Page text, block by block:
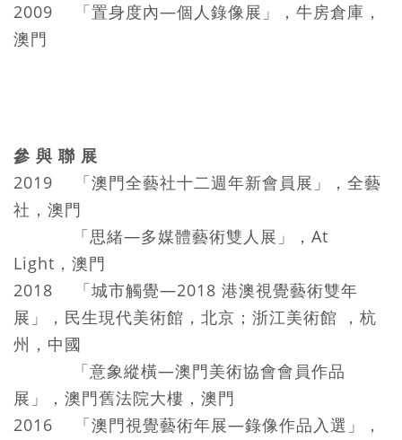
2009 「置身度內—個人錄像展」，牛房倉庫，
澳門
參 與 聯 展
2019 「澳門全藝社十二週年新會員展」，全藝
社，澳門
「思緒—多媒體藝術雙人展」，At
Light，澳門
2018 「城市觸覺—2018 港澳視覺藝術雙年
展」，民生現代美術館，北京；浙江美術館 ，杭
州，中國
「意象縱橫—澳門美術協會會員作品
展」，澳門舊法院大樓，澳門
2016 「澳門視覺藝術年展—錄像作品入選」，